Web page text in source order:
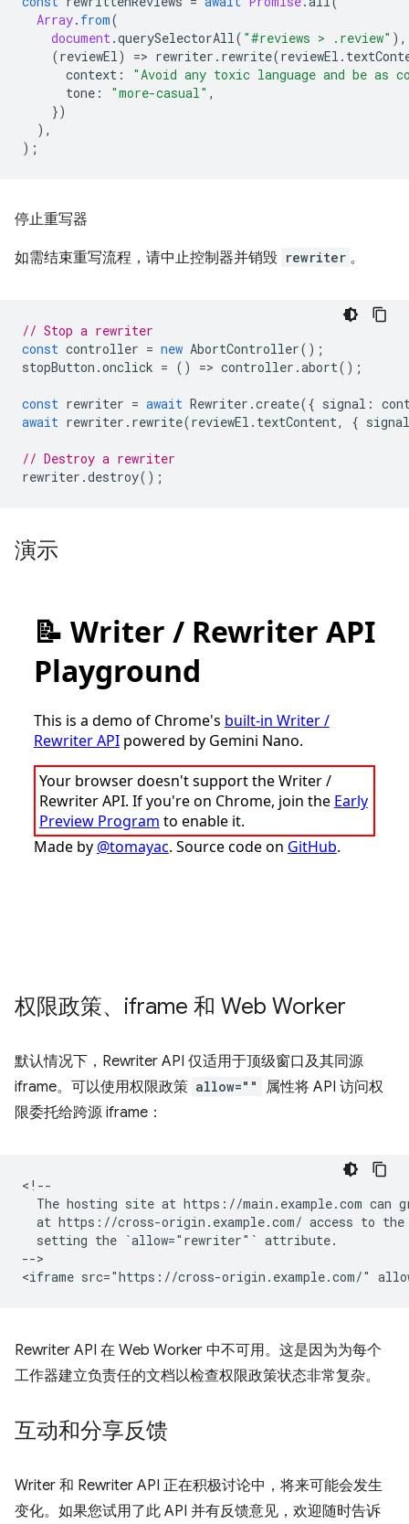
Array. from(
document.querySelectorAll( "#reviews > .review" ),
(reviewEl) => rewriter . rewrite(reviewEl .
context :
"Avoid any toxic language and be as
tone : "more-casual" ,
})
),
);
停止重写器
如需结束重写流程，请中止控制器并销毁 rewriter 。
// Stop a rewriter
const controller = new AbortController();
stopButton .onclick = () => controller .abort();
const rewriter = await Rewriter .create({ signal :
await rewriter . rewrite(reviewEl . textContent, { signal
// Destroy a rewriter
rewriter .destroy();
演示
权限政策、iframe 和 Web Worker
默认情况下，Rewriter API 仅适用于顶级窗口及其同源
iframe。可以使用权限政策 allow=""
属性将 API 访问权
限委托给跨源 iframe：
<!--
The hosting site at https://main.example.com can
at https://cross-origin.example.com/ access to
  setting the `allow="rewriter"` attribute.
-->
Rewriter API 在 Web Worker 中不可用。这是因为为每个
工作器建立负责任的文档以检查权限政策状态非常复杂。
互动和分享反馈
Writer 和 Rewriter API 正在积极讨论中，将来可能会发生
变化。如果您试用了此 API 并有反馈意见，欢迎随时告诉